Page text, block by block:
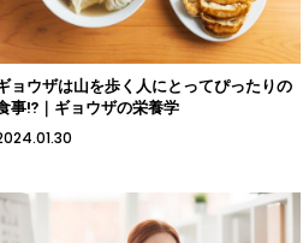
ョウザは山を歩く人にとってぴったりの
事⁉｜ギョウザの栄養学